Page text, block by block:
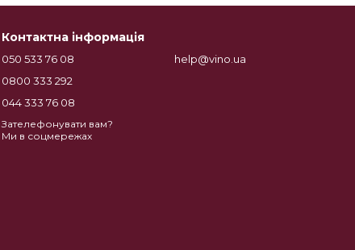
Контактна інформація
050 533 76 08
0800 333 292
044 333 76 08
Зателефонувати вам?
help@vino.ua
Ми в соцмережах